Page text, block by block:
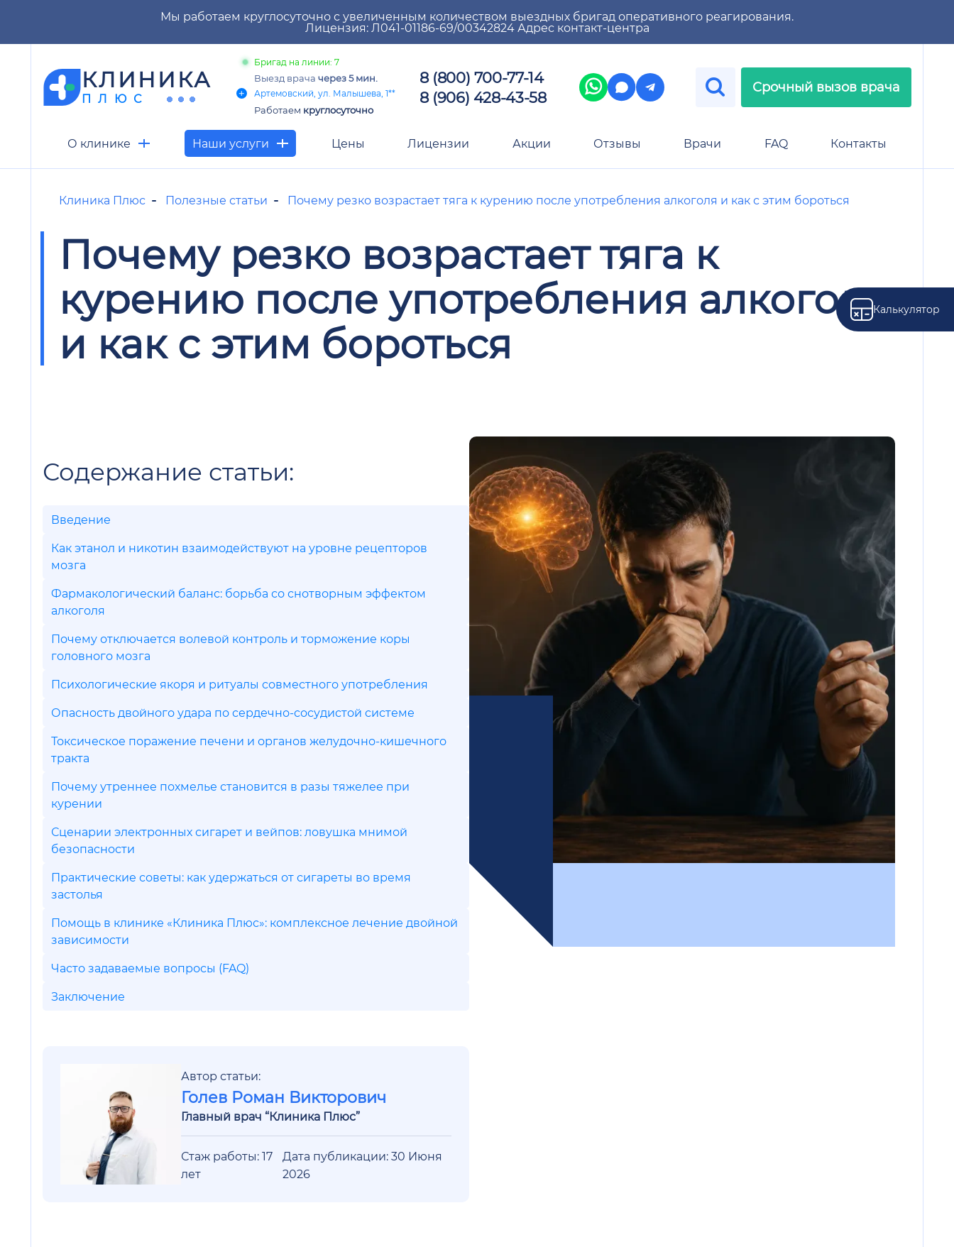
Мы работаем круглосуточно с увеличенным количеством выездных бригад оперативного реагирования.
Лицензия: Л041-01186-69/00342824 Адрес контакт-центра
КЛИНИКА
ПЛЮС
Бригад на линии: 7
Выезд врача через 5 мин.
Артемовский, ул. Малышева, 1**
Работаем круглосуточно
8 (800) 700-77-14
8 (906) 428-43-58
Срочный вызов врача
О клинике Наши услуги Цены Лицензии Акции Отзывы Врачи FAQ Контакты
Калькулятор
Клиника Плюс Полезные статьи Почему резко возрастает тяга к курению после употребления алкоголя и как с этим бороться
Почему резко возрастает тяга к
курению после употребления алкоголя
и как с этим бороться
Содержание статьи:
Введение
Как этанол и никотин взаимодействуют на уровне рецепторов
мозга
Фармакологический баланс: борьба со снотворным эффектом
алкоголя
Почему отключается волевой контроль и торможение коры
головного мозга
Психологические якоря и ритуалы совместного употребления
Опасность двойного удара по сердечно-сосудистой системе
Токсическое поражение печени и органов желудочно-кишечного
тракта
Почему утреннее похмелье становится в разы тяжелее при
курении
Сценарии электронных сигарет и вейпов: ловушка мнимой
безопасности
Практические советы: как удержаться от сигареты во время
застолья
Помощь в клинике «Клиника Плюс»: комплексное лечение двойной
зависимости
Часто задаваемые вопросы (FAQ)
Заключение
Автор статьи:
Голев Роман Викторович
Главный врач “Клиника Плюс”
Стаж работы: 17
лет
Дата публикации: 30 Июня
2026